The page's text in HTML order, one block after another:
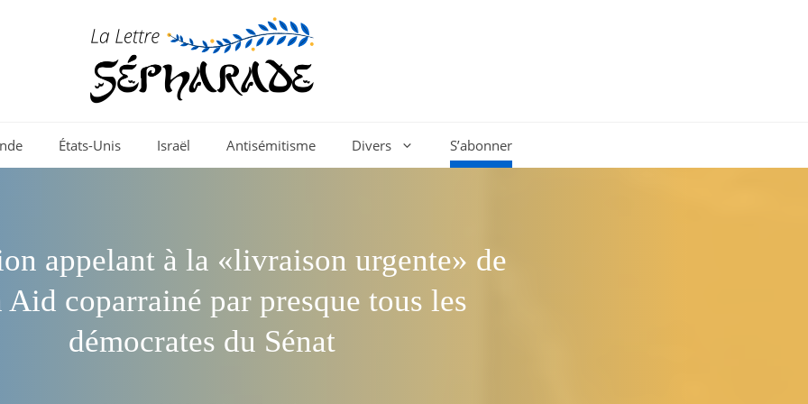
États-Unis Israël Antisémitisme Divers S’abonner
appelant à la «livraison urgente» de
Aid coparrainé par presque tous les
démocrates du Sénat